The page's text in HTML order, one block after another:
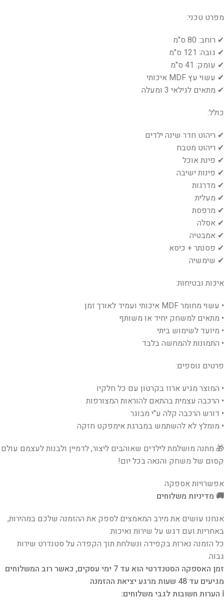
מפרט טכני:
✔ רוחב: 80 ס"מ
✔ גובה: 121 ס"מ
✔ עומק: 41 ס"מ
✔ עשוי עץ MDF איכותי
✔ מתאים לגילאי 3 ומעלה
כולל:
✔ ריהוט חדר שינה ילדים
✔ ריהוט מטבח
✔ פינת אוכל
✔ פינות ישיבה
✔ מדרגות
✔ מעלית
✔ מרפסת
✔ אסלה
✔ אמבטיה
✔ פסנתר + כיסא
✔ שימשיה
איכות ובטיחות:
• עשוי מחומר MDF איכותי ועמיד לאורך זמן
• מתאים למשחק יחיד או משותף
• מיועד לשימוש ביתי
• התמונות להמחשה בלבד
פרטים נוספים:
• המוצר מגיע ארוז בקרטון עם כל חלקיו
• הרכבה עצמית בהתאם להוראות המצורפות
• דורש הרכבה קלה ע"י מבוגר
• מומלץ לא להשתמש במברגת אימפקט חזקה
🎁 מתנה מושלמת לילדים שאוהבים ליצור, לדמיין ולבנות לעצמם עולם
קסום של משחק והנאה בכל יום!
אפשרויות אספקה
🚚 מדיניות משלוחים
אנחנו עושים את מירב המאמצים לספק את ההזמנה שלכם במהירות,
באחריות ועם דגש על שירות ואיכות.
כל הזמנה נארזת בקפידה ונשלחת תוך הקפדה על סטנדרט שירות
גבוה.
זמן האספקה הסטנדרטי הוא עד 7 ימי עסקים, כאשר רוב המשלוחים
מגיעים עד 48 שעות מרגע יציאת ההזמנה
ℹ️ הערות חשובות לגבי משלוחים: